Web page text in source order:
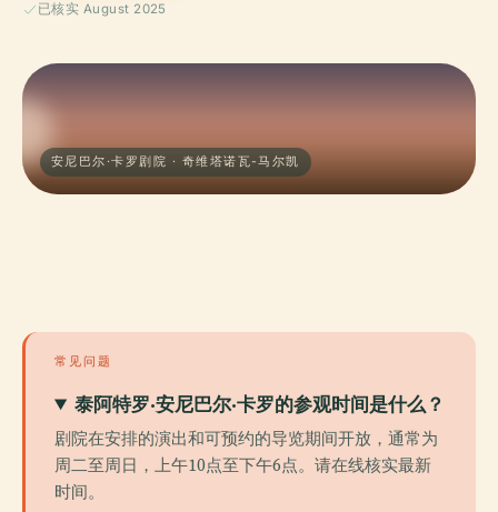
已核实 August 2025
安尼巴尔·卡罗剧院 · 奇维塔诺瓦-马尔凯
常见问题
泰阿特罗·安尼巴尔·卡罗的参观时间是什么？
剧院在安排的演出和可预约的导览期间开放，通常为
周二至周日，上午10点至下午6点。请在线核实最新
时间。